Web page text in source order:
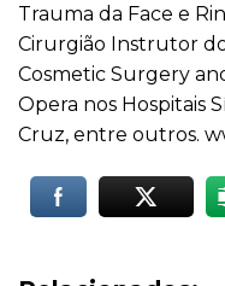
Trauma da Face e
Cirurgião Instrutor
Cosmetic Surgery
Opera nos Hospitais
Cruz, entre outros.